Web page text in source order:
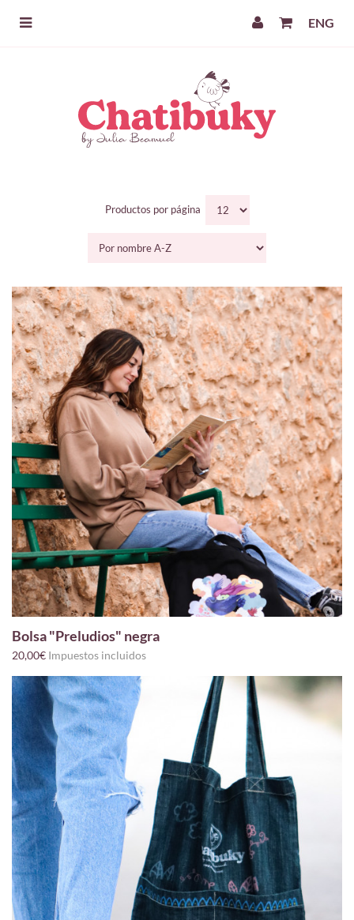
ENG
Productos por página
Bolsa "Preludios" negra
20,00€ Impuestos incluidos